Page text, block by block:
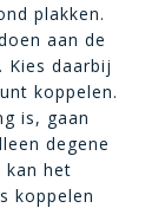
plakken.
aan de
Kies daarbij
koppelen.
is, gaan
degene
het
koppelen